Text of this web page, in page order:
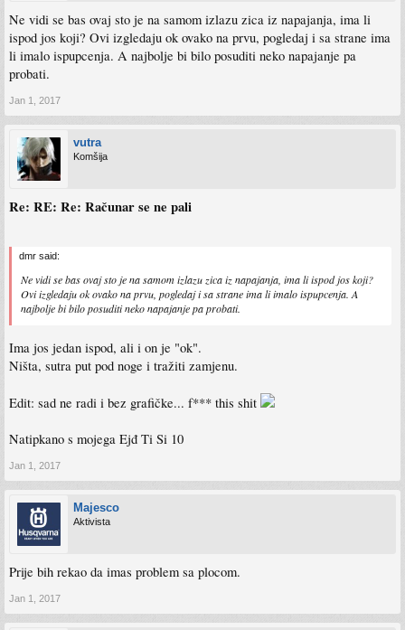
Ne vidi se bas ovaj sto je na samom izlazu zica iz napajanja, ima li
ispod jos koji? Ovi izgledaju ok ovako na prvu, pogledaj i sa strane ima
li imalo ispupcenja. A najbolje bi bilo posuditi neko napajanje pa
probati.
Jan 1, 2017
vutra
Komšija
Re: RE: Re: Računar se ne pali
dmr said:
Ne vidi se bas ovaj sto je na samom izlazu zica iz napajanja, ima li ispod jos koji?
Ovi izgledaju ok ovako na prvu, pogledaj i sa strane ima li imalo ispupcenja. A
najbolje bi bilo posuditi neko napajanje pa probati.
Ima jos jedan ispod, ali i on je "ok".
Ništa, sutra put pod noge i tražiti zamjenu.
Edit: sad ne radi i bez grafičke... f*** this shit
Natipkano s mojega Ejđ Ti Si 10
Jan 1, 2017
Majesco
Aktivista
Prije bih rekao da imas problem sa plocom.
Jan 1, 2017